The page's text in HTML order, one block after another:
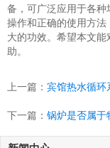
备，可广泛应用于各
操作和正确的使用方
大的功效。希望本文
助。
上一篇： 宾馆热水循环
下一篇： 锅炉是否属